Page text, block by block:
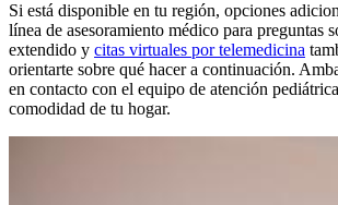
Si está disponible en tu región, opciones
línea de asesoramiento médico para preguntas
extendido y citas virtuales por telemedicina
orientarte sobre qué hacer a continuación.
en contacto con el equipo de atención
comodidad de tu hogar.